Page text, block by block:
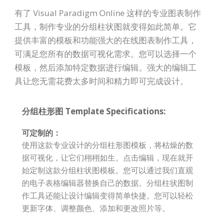
有了 Visual Paradigm Online 这样的专业图表制作
工具，制作专业的分组柱状图就变得如此简单。它
提供丰富的模板和功能强大的在线图表制作工具，
可满足您所有的数据可视化需求。您可以选择一个
模板，然后添加特定数据进行编辑。强大的编辑工
具让您无需花费太多时间和精力即可完成设计。
分组柱形图 Template Specifications:
可定制的：
使用这款专业设计的分组柱形图模板，将枯燥的数
据可视化，让它们栩栩如生。点击编辑，现在就开
始定制这款分组柱状图模板。您可以通过我们直观
的电子表格编辑器替换自己的数据。分组柱状图制
作工具还能让设计编辑变得简单快捷。您可以轻松
更新字体、调整颜色、添加和更改照片等。